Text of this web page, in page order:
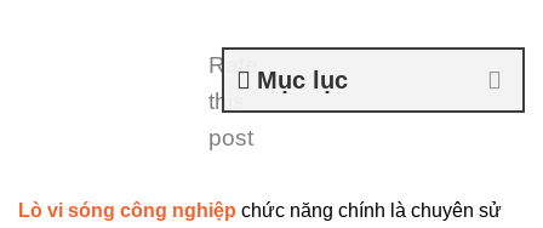
Mục lục
Rate
this
post
Lò vi sóng công nghiệp chức năng chính là chuyên sử